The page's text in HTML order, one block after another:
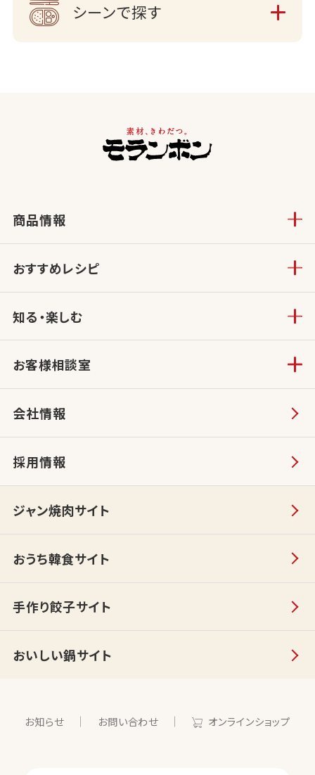
シーンで探す
商品情報
おすすめレシピ
知る・楽しむ
お客様相談室
会社情報
採用情報
ジャン焼肉サイト
おうち韓食サイト
手作り餃子サイト
おいしい鍋サイト
お知らせ お問い合わせ オンラインショップ